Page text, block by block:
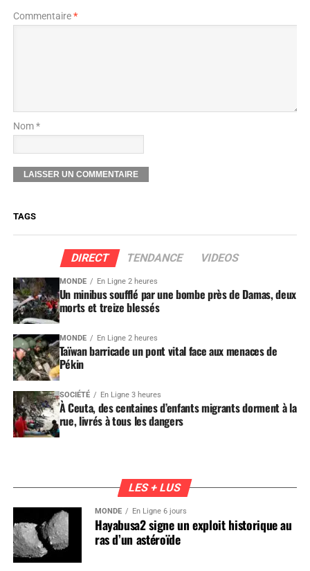
Commentaire*
Nom *
TAGS
DIRECT TENDANCE VIDEOS
MONDE En Ligne 2 heures
Un minibus soufflé par une bombe près de Damas, deux
morts et treize blessés
MONDE En Ligne 2 heures
Taïwan barricade un pont vital face aux menaces de
Pékin
SOCIÉTÉ En Ligne 3 heures
À Ceuta, des centaines d’enfants migrants dorment à la
rue, livrés à tous les dangers
LES + LUS
MONDE En Ligne 6 jours
Hayabusa2 signe un exploit historique au
ras d’un astéroïde